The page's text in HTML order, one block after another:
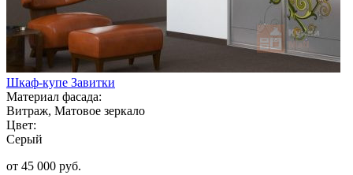
Шкаф-купе Завитки
Материал фасада:
Витраж, Матовое зеркало
Цвет:
Серый
от 45 000 руб.